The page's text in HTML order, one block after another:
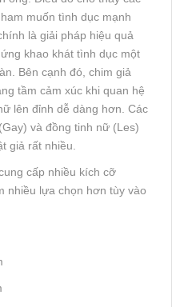
muốn tình dục mạnh
là giải pháp hiệu quả
khao khát tình dục một
Bên cạnh đó, chim giả
tầm cảm xúc khi quan hệ
lên đỉnh dễ dàng hơn. Các
và đồng tinh nữ (Les)
giả rất nhiều.
cấp nhiều kích cỡ
nhiều lựa chọn hơn tùy vào